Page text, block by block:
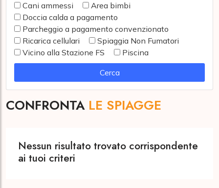
Cani ammessi
Area bimbi
Doccia calda a pagamento
Parcheggio a pagamento convenzionato
Ricarica cellulari
Spiaggia Non Fumatori
Vicino alla Stazione FS
Piscina
Cerca
CONFRONTA LE SPIAGGE
Nessun risultato trovato corrispondente
ai tuoi criteri